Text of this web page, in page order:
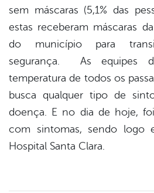
sem máscaras (5,1% das
estas receberam máscaras
do município para
segurança. As equipes
temperatura de todos os
busca qualquer tipo de
doença. E no dia de hoje,
com sintomas, sendo logo
Hospital Santa Clara.